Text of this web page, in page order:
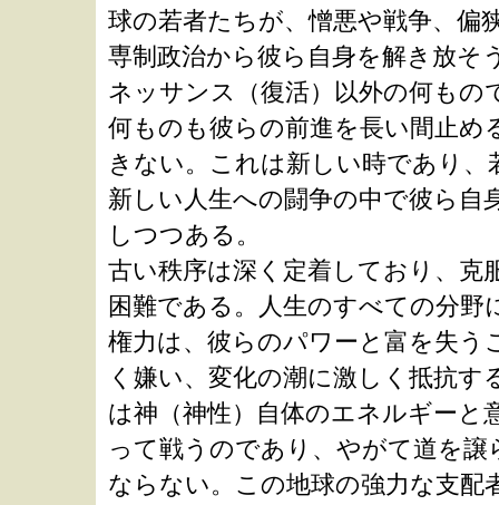
球の若者たちが、憎悪や戦争、偏
専制政治から彼ら自身を解き放そ
ネッサンス（復活）以外の何もの
何ものも彼らの前進を長い間止め
きない。これは新しい時であり、
新しい人生への闘争の中で彼ら自
しつつある。
古い秩序は深く定着しており、克
困難である。人生のすべての分野
権力は、彼らのパワーと富を失う
く嫌い、変化の潮に激しく抵抗す
は神（神性）自体のエネルギーと
って戦うのであり、やがて道を譲
ならない。この地球の強力な支配